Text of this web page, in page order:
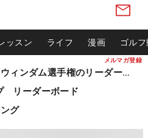
メルマガ登録
ッスン ライフ 漫画 ゴル
松山英樹ら出場 ウィンダム選手権のリーダーボード
リーダーボード
グ